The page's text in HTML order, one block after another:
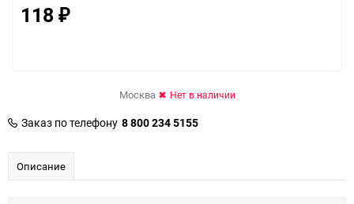
118 ₽
Москва Нет в наличии
Заказ по телефону 8 800 234 5155
Описание